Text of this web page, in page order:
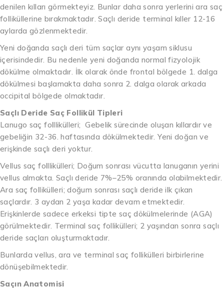
denilen kılları görmekteyiz. Bunlar daha sonra yerlerini ara saç
folliküllerine bırakmaktadır. Saçlı deride terminal kıller 12-16
aylarda gözlenmektedir.
Yeni doğanda saçlı deri tüm saçlar aynı yaşam siklusu
içerisindedir. Bu nedenle yeni doğanda normal fizyolojik
dökülme olmaktadır. İlk olarak önde frontal bölgede 1. dalga
dökülmesi başlamakta daha sonra 2. dalga olarak arkada
occipital bölgede olmaktadır.
Saçlı Deride Saç Follikül Tipleri
Lanugo saç folllikülleri; Gebelik sürecinde oluşan kıllardır ve
gebeliğin 32-36. haftasında dökülmektedir. Yeni doğan ve
erişkinde saçlı deri yoktur.
Vellus saç folllikülleri; Doğum sonrası vücutta lanuganın yerini
vellus almakta. Saçlı deride 7%–25% oranında olabilmektedir.
Ara saç follikülleri; doğum sonrası saçlı deride ilk çıkan
saçlardır. 3 aydan 2 yaşa kadar devam etmektedir.
Erişkinlerde sadece erkeksi tipte saç dökülmelerinde (AGA)
görülmektedir. Terminal saç follikülleri; 2 yaşından sonra saçlı
deride saçları oluşturmaktadır.
Bunlarda vellus, ara ve terminal saç follikülleri birbirlerine
dönüşebilmektedir.
Saçın Anatomisi